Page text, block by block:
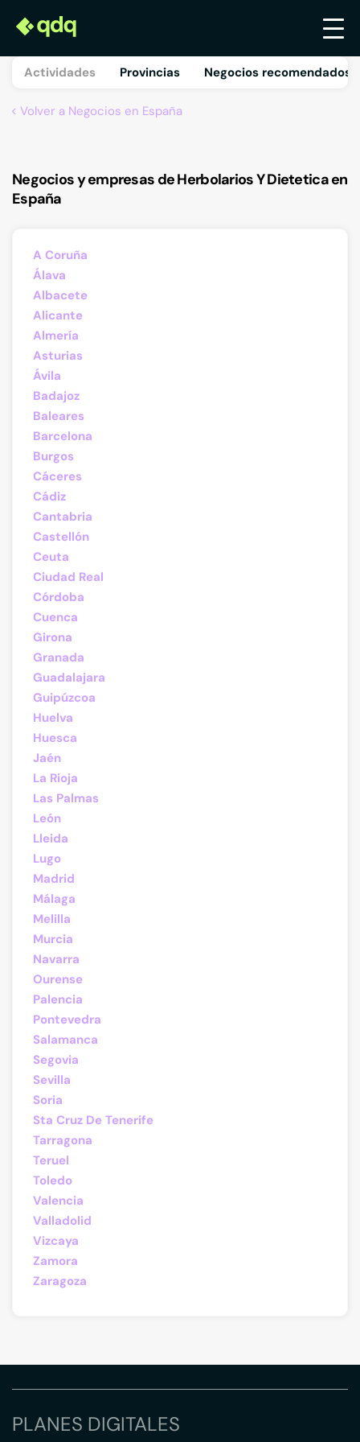
Actividades Provincias Negocios recomendados
Volver a Negocios en España
Negocios y empresas de Herbolarios Y Dietetica en
España
A Coruña
Álava
Albacete
Alicante
Almería
Asturias
Ávila
Badajoz
Baleares
Barcelona
Burgos
Cáceres
Cádiz
Cantabria
Castellón
Ceuta
Ciudad Real
Córdoba
Cuenca
Girona
Granada
Guadalajara
Guipúzcoa
Huelva
Huesca
Jaén
La Rioja
Las Palmas
León
Lleida
Lugo
Madrid
Málaga
Melilla
Murcia
Navarra
Ourense
Palencia
Pontevedra
Salamanca
Segovia
Sevilla
Soria
Sta Cruz De Tenerife
Tarragona
Teruel
Toledo
Valencia
Valladolid
Vizcaya
Zamora
Zaragoza
PLANES DIGITALES